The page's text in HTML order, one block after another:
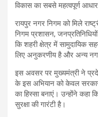
विकास का सबसे महत्वपूर्ण आधार
रायपुर नगर निगम को मिले
निगम प्रशासन,
कि शहरी क्षेत्र में सामुदायिक
लिए अनुकरणीय है और अन्य
इस अवसर पर मुख्यमंत्री ने
के इस अभियान को केवल
का हिस्सा बनाएं। उन्होंने कहा
सुरक्षा की गारंटी है।